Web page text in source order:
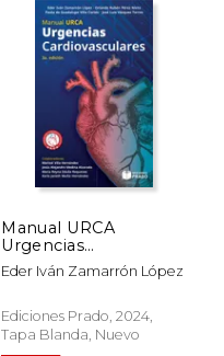
Manual URCA
Urgencias
Cardiovasculares
Eder Iván Zamarrón López
Ediciones Prado, 2024,
Tapa Blanda, Nuevo